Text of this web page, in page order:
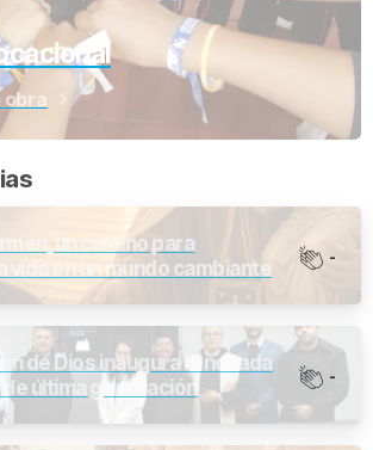
obra
un camino para
vida en un mundo cambiante
-
de Dios inaugura renovada
de última generación
-